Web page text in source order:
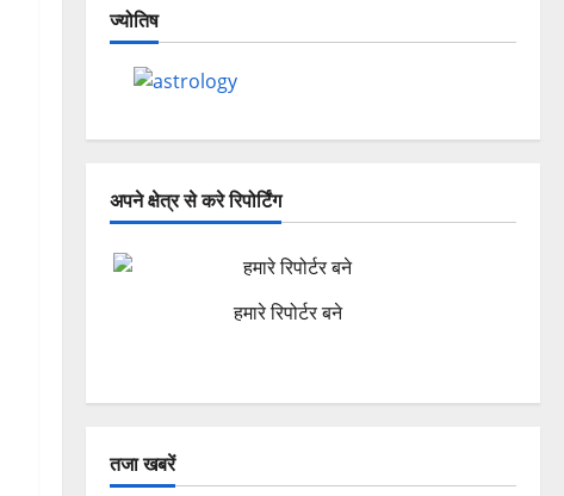
ज्योतिष
अपने क्षेत्र से करे रिपोर्टिंग
हमारे रिपोर्टर बने
तजा खबरें